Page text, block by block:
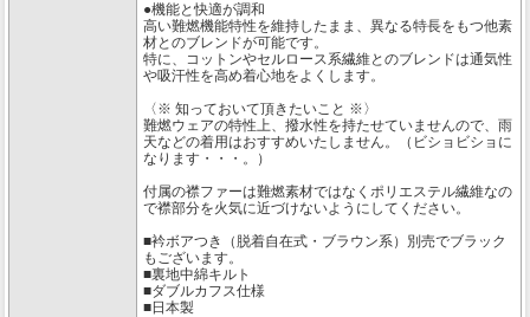
●機能と快適が調和
高い難燃機能特性を維持したまま、異なる特長をもつ他素
材とのブレンドが可能です。
特に、コットンやセルロース系繊維とのブレンドは通気性
や吸汗性を高め着心地をよくします。
〈※ 知っておいて頂きたいこと ※〉
難燃ウェアの特性上、撥水性を持たせていませんので、雨
天などの着用はおすすめいたしません。（ビショビショに
なります・・・。）
付属の襟ファーは難燃素材ではなくポリエステル繊維なの
で襟部分を火気に近づけないようにしてください。
■衿ボアつき（脱着自在式・ブラウン系）別売でブラック
もございます。
■裏地中綿キルト
■ダブルカフス仕様
■日本製